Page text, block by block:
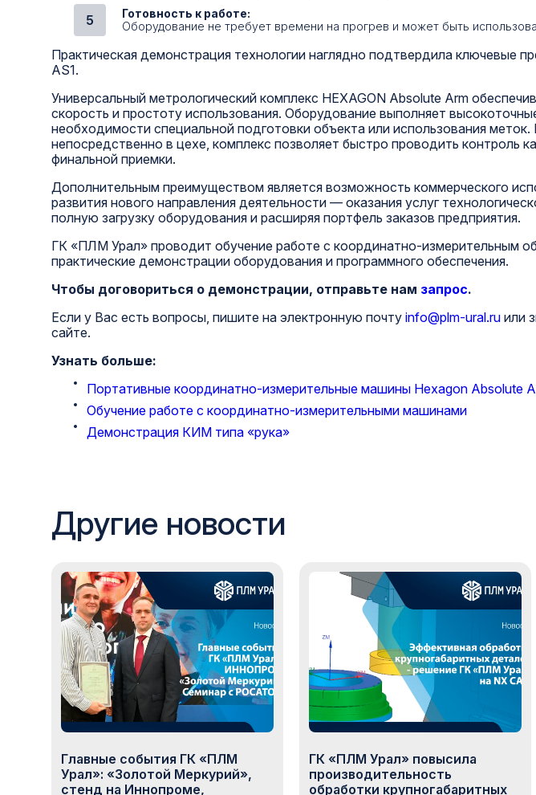
Готовность к работе:
Оборудование не требует времени на прогрев и может быть
Практическая демонстрация технологии наглядно подтвердила
AS1.
Универсальный метрологический комплекс HEXAGON Absolute Arm
скорость и простоту использования. Оборудование выполняет
необходимости специальной подготовки объекта или использования
непосредственно в цехе, комплекс позволяет быстро проводить
финальной приемки.
Дополнительным преимуществом является возможность коммерческого
развития нового направления деятельности — оказания услуг
полную загрузку оборудования и расширяя портфель заказов предприятия.
ГК «ПЛМ Урал» проводит обучение работе с координатно-измерительным
практические демонстрации оборудования и программного обеспечения.
Чтобы договориться о демонстрации, отправьте нам запрос.
Если у Вас есть вопросы, пишите на электронную почту info@plm-ural.ru или
сайте.
Узнать больше:
Портативные координатно-измерительные машины Hexagon Absolute
Обучение работе с координатно-измерительными машинами
Демонстрация КИМ типа «рука»
Другие новости
Главные события ГК «ПЛМ
Урал»: «Золотой Меркурий»,
стенд на Иннопроме,
ГК «ПЛМ Урал» повысила
производительность
обработки крупногабаритных